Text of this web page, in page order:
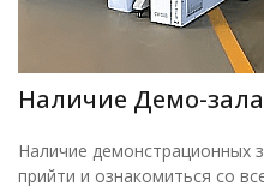
Наличие Демо-зала
Наличие демонстрационных
прийти и ознакомиться со